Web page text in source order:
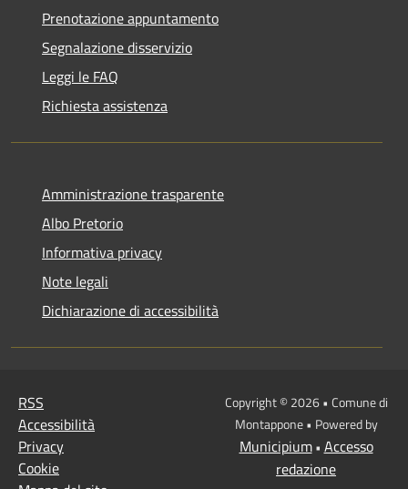
Prenotazione appuntamento
Segnalazione disservizio
Leggi le FAQ
Richiesta assistenza
Amministrazione trasparente
Albo Pretorio
Informativa privacy
Note legali
Dichiarazione di accessibilità
RSS
Accessibilità
Privacy
Cookie
Copyright © 2026 • Comune di
Montappone • Powered by
Municipium• Accesso
redazione